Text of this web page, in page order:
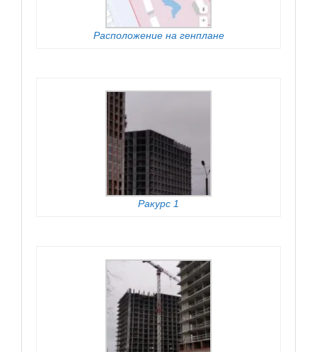
Расположение на генплане
Ракурс 1